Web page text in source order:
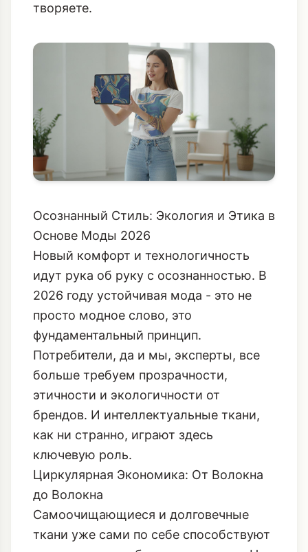
творяете.
Осознанный Стиль: Экология и Этика в
Основе Моды 2026
Новый комфорт и технологичность
идут рука об руку с осознанностью. В
2026 году устойчивая мода - это не
просто модное слово, это
фундаментальный принцип.
Потребители, да и мы, эксперты, все
больше требуем прозрачности,
этичности и экологичности от
брендов. И интеллектуальные ткани,
как ни странно, играют здесь
ключевую роль.
Циркулярная Экономика: От Волокна
до Волокна
Самоочищающиеся и долговечные
ткани уже сами по себе способствуют